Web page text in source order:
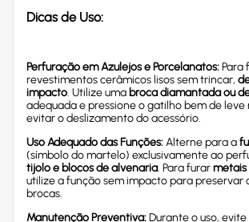
Dicas de Uso:
Perfuração em Azulejos e Porcelanatos:Para
revestimentos cerâmicos lisos sem trincar,
impacto. Utilize uma broca diamantada ou
adequada e pressione o gatilho bem de leve
evitar o deslizamento do acessório.
Uso Adequado das Funções:Alterne para a
(símbolo do martelo) exclusivamente ao
tijolo e blocos de alvenaria. Para furarmetais
utilize a função sem impacto para preservar
brocas.
Manutenção Preventiva:Durante o uso,